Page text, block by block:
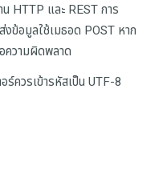
HTTP และ REST การ
ข้อมูลใช้เมธอด POST หาก
ความผิดพลาด
ร์ควรเข้ารหัสเป็น UTF-8